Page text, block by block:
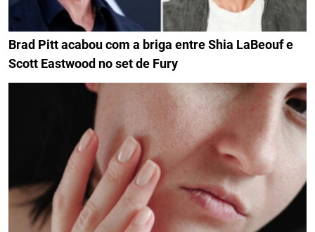
Brad Pitt acabou com a briga entre Shia LaBeouf e
Scott Eastwood no set de Fury